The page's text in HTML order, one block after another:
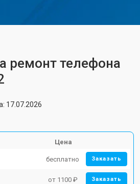
ремонт телефона
17.07.2026
Цена
бесплатно Заказать
от 1100 ₽ Заказать